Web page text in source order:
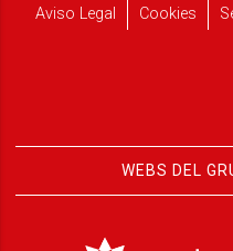
Aviso Legal
Cookies
WEBS DEL